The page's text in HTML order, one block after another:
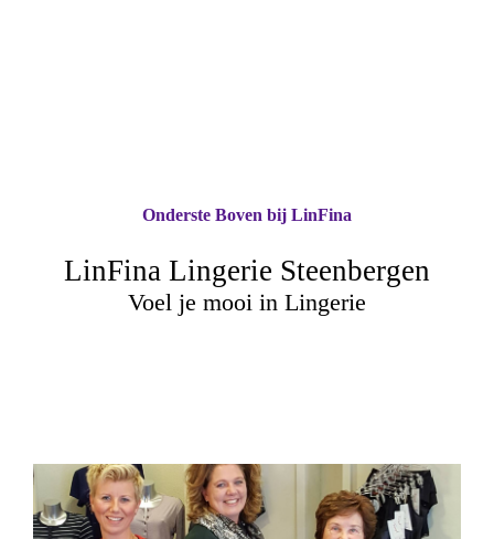
LinFina Lingerie Steenbergen
Voel je mooi in Lingerie
Onderste Boven bij LinFina